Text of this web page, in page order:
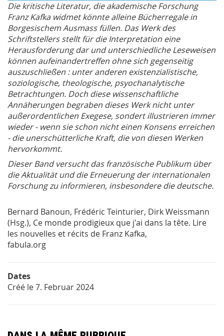
Die kritische Literatur, die akademische Forschung
Franz Kafka widmet könnte alleine Bücherregale in
Borgesischem Ausmass füllen. Das Werk des
Schriftstellers stellt für die Interpretation eine
Herausforderung dar und unterschiedliche Leseweisen
können aufeinandertreffen ohne sich gegenseitig
auszuschließen : unter anderen existenzialistische,
soziologische, theologische, psyochanalytische
Betrachtungen. Doch diese wissenschaftliche
Annäherungen begraben dieses Werk nicht unter
außerordentlichen Exegese, sondert illustrieren immer
wieder - wenn sie schon nicht einen Konsens erreichen
- die unerschütterliche Kraft, die von diesen Werken
hervorkommt.
Dieser Band versucht das französische Publikum über
die Aktualität und die Erneuerung der internationalen
Forschung zu informieren, insbesondere die deutsche.
Bernard Banoun, Frédéric Teinturier, Dirk Weissmann
(Hsg.), Ce monde prodigieux que j'ai dans la tête. Lire
les nouvelles et récits de Franz Kafka,
fabula.org
Dates
Créé le7. Februar 2024